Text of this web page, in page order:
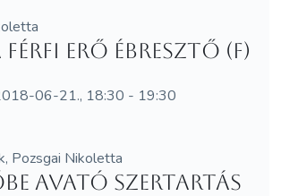
Erő Ébresztő (F)
06-21., 18:30 - 19:30
Pozsgai Nikoletta
Avató szertartás